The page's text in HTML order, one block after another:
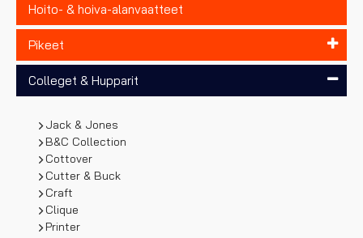
Hoito- & hoiva-alanvaatteet
Pikeet
Colleget & Hupparit
Jack & Jones
B&C Collection
Cottover
Cutter & Buck
Craft
Clique
Printer